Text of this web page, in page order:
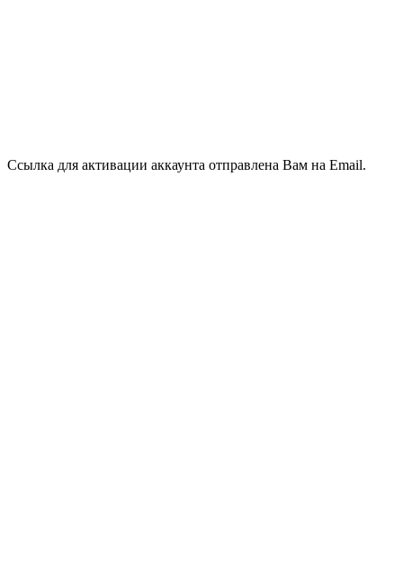
Ссылка для активации аккаунта отправлена Вам на Email.